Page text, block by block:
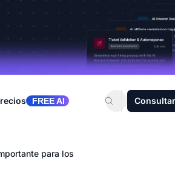
FREE AI
para los